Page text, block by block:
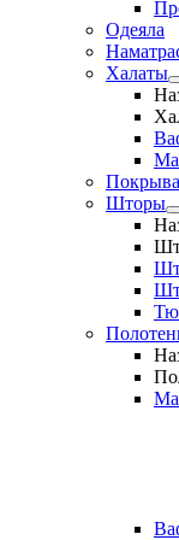
Одеяла
Халаты
Шторы